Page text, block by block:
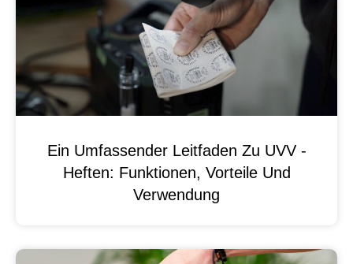
Ein Umfassender Leitfaden Zu UVV -
Heften: Funktionen, Vorteile Und
Verwendung